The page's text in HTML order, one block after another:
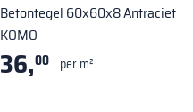
Betontegel 60x60x8 Antraciet
KOMO
36,00 per m²